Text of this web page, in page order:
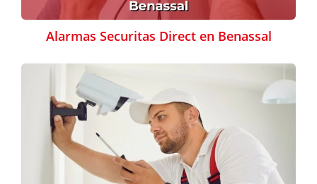
Alarmas Securitas Direct en Benassal